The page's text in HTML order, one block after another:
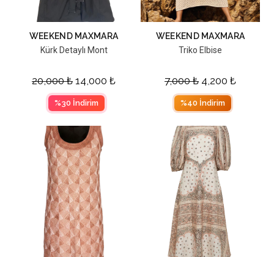
WEEKEND MAXMARA
Kürk Detaylı Mont
20,000₺ 14,000 ₺
%30 İndirim
WEEKEND MAXMARA
Triko Elbise
7,000₺ 4,200 ₺
%40 İndirim